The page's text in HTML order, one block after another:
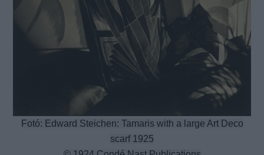
Fotó: Edward Steichen: Tamaris with a large Art Deco
scarf 1925